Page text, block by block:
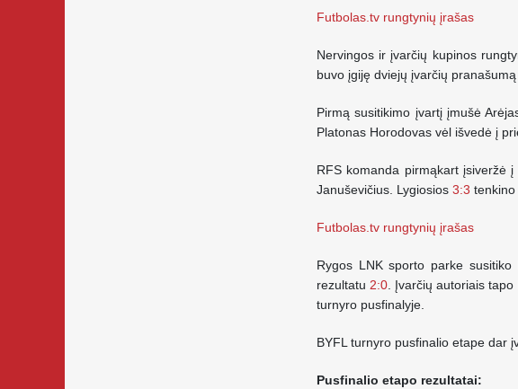
Futbolas.tv rungtynių įrašas
Nervingos ir įvarčių kupinos
buvo įgiję dviejų įvarčių
Pirmą susitikimo įvartį įmušė
Platonas Horodovas vėl išvedė į
RFS komanda pirmąkart įsiveržė
Januševičius. Lygiosios 3:3 tenkino
Futbolas.tv rungtynių įrašas
Rygos LNK sporto parke
rezultatu2:0. Įvarčių autoriais
turnyro pusfinalyje.
BYFL turnyro pusfinalio etape dar
Pusfinalio etapo rezultatai: